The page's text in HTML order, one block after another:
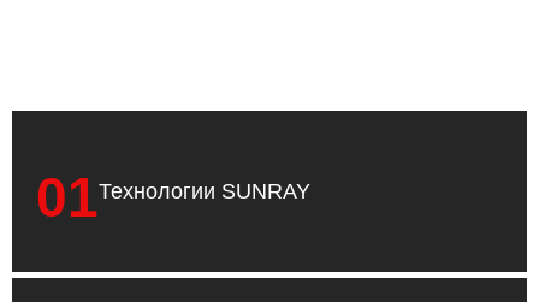
01Технологии SUNRAY